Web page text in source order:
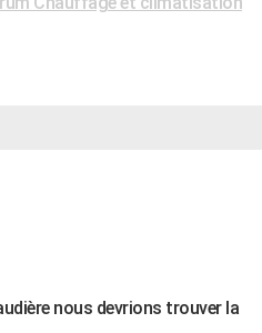
nous devrions trouver la